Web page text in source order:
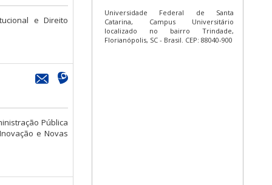
e Direito
Pública
e Novas
Universidade Federal de Santa
Catarina, Campus Universitário
localizado no bairro Trindade,
Florianópolis, SC - Brasil. CEP: 88040-900